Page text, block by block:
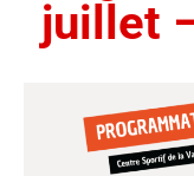
juillet